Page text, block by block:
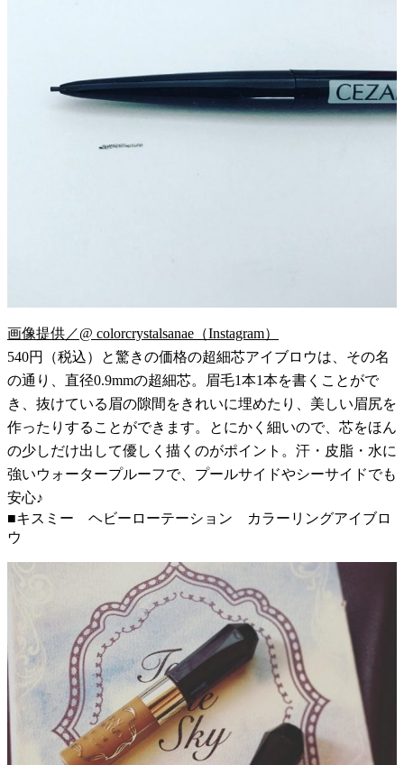
画像提供／@ colorcrystalsanae（Instagram）
540円（税込）と驚きの価格の超細芯アイブロウは、その名
の通り、直径0.9mmの超細芯。眉毛1本1本を書くことがで
き、抜けている眉の隙間をきれいに埋めたり、美しい眉尻を
作ったりすることができます。とにかく細いので、芯をほん
の少しだけ出して優しく描くのがポイント。汗・皮脂・水に
強いウォータープルーフで、プールサイドやシーサイドでも
安心♪
■キスミー ヘビーローテーション カラーリングアイブロ
ウ